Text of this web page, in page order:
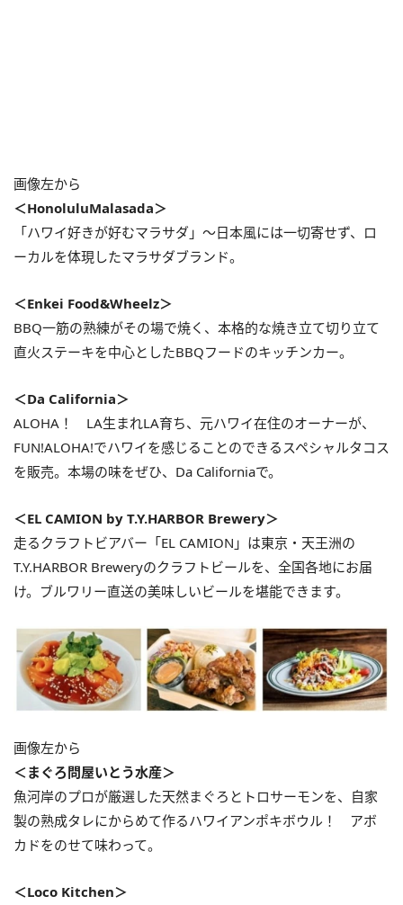
画像左から
＜HonoluluMalasada＞
「ハワイ好きが好むマラサダ」〜日本風には一切寄せず、ロ
ーカルを体現したマラサダブランド。
＜Enkei Food&Wheelz＞
BBQ一筋の熟練がその場で焼く、本格的な焼き立て切り立て
直火ステーキを中心としたBBQフードのキッチンカー。
＜Da California＞
ALOHA！ LA生まれLA育ち、元ハワイ在住のオーナーが、
FUN!ALOHA!でハワイを感じることのできるスペシャルタコス
を販売。本場の味をぜひ、Da Californiaで。
＜EL CAMION by T.Y.HARBOR Brewery＞
走るクラフトビアバー「EL CAMION」は東京・天王洲の
T.Y.HARBOR Breweryのクラフトビールを、全国各地にお届
け。ブルワリー直送の美味しいビールを堪能できます。
画像左から
＜まぐろ問屋いとう水産＞
魚河岸のプロが厳選した天然まぐろとトロサーモンを、自家
製の熟成タレにからめて作るハワイアンポキボウル！ アボ
カドをのせて味わって。
＜Loco Kitchen＞